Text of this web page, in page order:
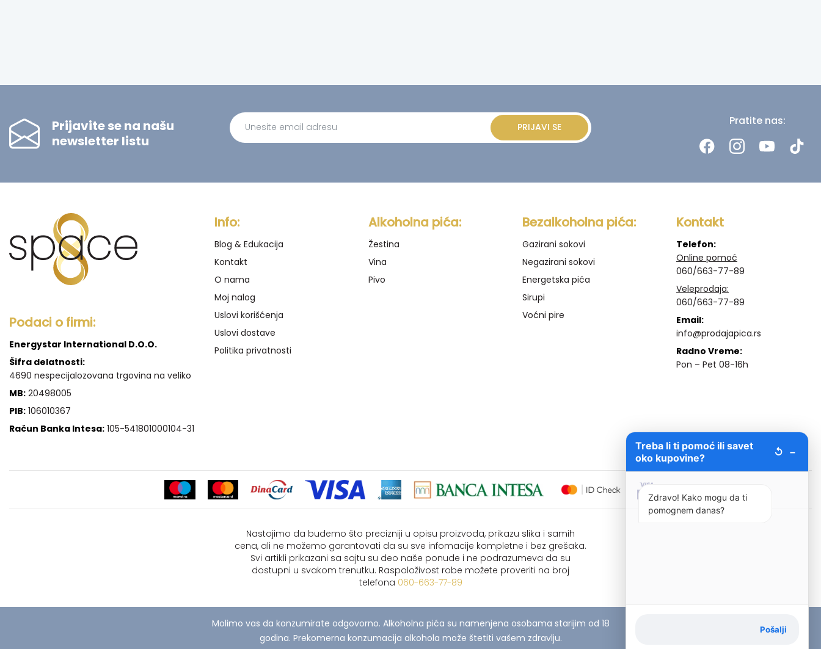
Prijavite se na našu
newsletter listu
PRIJAVI SE Pratite nas:
Podaci o firmi:
Energystar International D.O.O.
Šifra delatnosti:
4690 nespecijalozovana trgovina na veliko
MB: 20498005
PIB: 106010367
Račun Banka Intesa: 105-541801000104-31
Info:
Blog & Edukacija
Kontakt
O nama
Moj nalog
Uslovi korišćenja
Uslovi dostave
Politika privatnosti
Alkoholna pića:
Žestina
Vina
Pivo
Bezalkoholna pića:
Gazirani sokovi
Negazirani sokovi
Energetska pića
Sirupi
Voćni pire
Kontakt
Telefon:
Online pomoć
060/663-77-89
Veleprodaja:
060/663-77-89
Email:
info@prodajapica.rs
Radno Vreme:
Pon – Pet 08-16h
Nastojimo da budemo što precizniji u opisu proizvoda, prikazu slika i samih
cena, ali ne možemo garantovati da su sve infomacije kompletne i bez grešaka.
Svi artikli prikazani sa sajtu su deo naše ponude i ne podrazumeva da su
dostupni u svakom trenutku. Raspoloživost robe možete proveriti na broj
telefona 060-663-77-89
Molimo vas da konzumirate odgovorno. Alkoholna pića su namenjena osobama starijim od 18
godina. Prekomerna konzumacija alkohola može štetiti vašem zdravlju.
Treba li ti pomoć ili savet
oko kupovine?
↺ −
Zdravo! Kako mogu da ti
pomognem danas?
Pošalji